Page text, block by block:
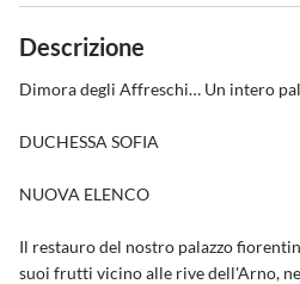
Descrizione
Dimora degli Affreschi… Un intero
DUCHESSA SOFIA
NUOVA ELENCO
Il restauro del nostro palazzo
suoi frutti vicino alle rive dell'Arno,